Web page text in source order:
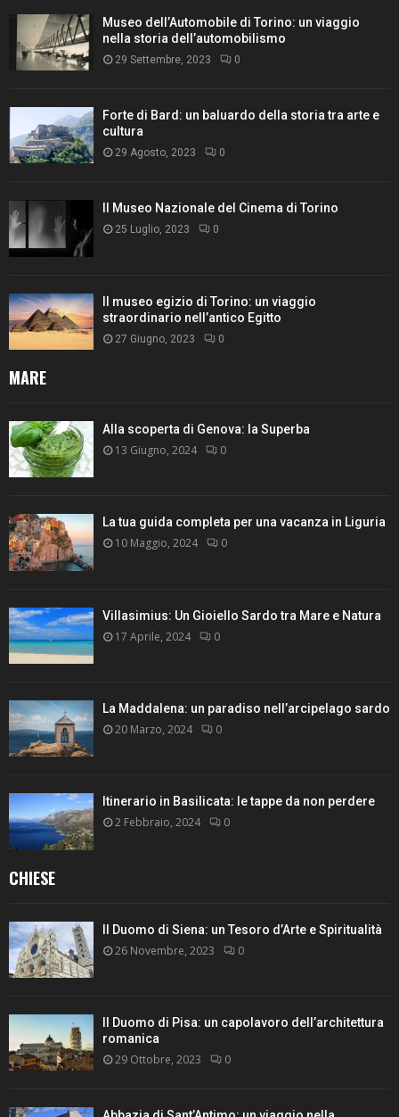
Museo dell’Automobile di Torino: un viaggio
nella storia dell’automobilismo
29 Settembre, 2023 0
Forte di Bard: un baluardo della storia tra arte e
cultura
29 Agosto, 2023 0
Il Museo Nazionale del Cinema di Torino
25 Luglio, 2023 0
Il museo egizio di Torino: un viaggio
straordinario nell’antico Egitto
27 Giugno, 2023 0
MARE
Alla scoperta di Genova: la Superba
13 Giugno, 2024 0
La tua guida completa per una vacanza in Liguria
10 Maggio, 2024 0
Villasimius: Un Gioiello Sardo tra Mare e Natura
17 Aprile, 2024 0
La Maddalena: un paradiso nell’arcipelago sardo
20 Marzo, 2024 0
Itinerario in Basilicata: le tappe da non perdere
2 Febbraio, 2024 0
CHIESE
Il Duomo di Siena: un Tesoro d’Arte e Spiritualità
26 Novembre, 2023 0
Il Duomo di Pisa: un capolavoro dell’architettura
romanica
29 Ottobre, 2023 0